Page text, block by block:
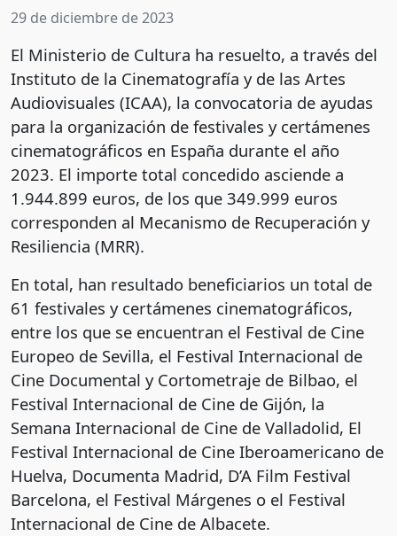
29 de diciembre de 2023
El Ministerio de Cultura ha resuelto, a través del
Instituto de la Cinematografía y de las Artes
Audiovisuales (ICAA), la convocatoria de ayudas
para la organización de festivales y certámenes
cinematográficos en España durante el año
2023. El importe total concedido asciende a
1.944.899 euros, de los que 349.999 euros
corresponden al Mecanismo de Recuperación y
Resiliencia (MRR).
En total, han resultado beneficiarios un total de
61 festivales y certámenes cinematográficos,
entre los que se encuentran el Festival de Cine
Europeo de Sevilla, el Festival Internacional de
Cine Documental y Cortometraje de Bilbao, el
Festival Internacional de Cine de Gijón, la
Semana Internacional de Cine de Valladolid, El
Festival Internacional de Cine Iberoamericano de
Huelva, Documenta Madrid, D’A Film Festival
Barcelona, el Festival Márgenes o el Festival
Internacional de Cine de Albacete.